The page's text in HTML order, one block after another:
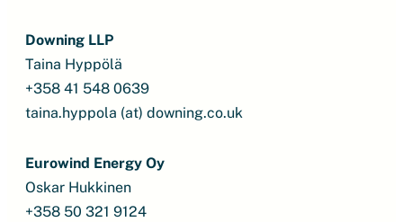
Downing LLP
Taina Hyppölä
+358 41 548 0639
taina.hyppola (at) downing.co.uk
Eurowind Energy Oy
Oskar Hukkinen
+358 50 321 9124